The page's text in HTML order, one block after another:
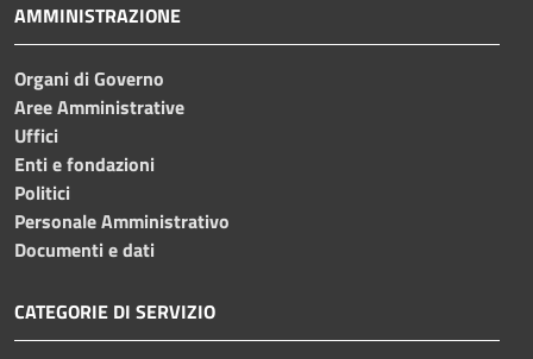
AMMINISTRAZIONE
Organi di Governo
Aree Amministrative
Uffici
Enti e fondazioni
Politici
Personale Amministrativo
Documenti e dati
CATEGORIE DI SERVIZIO